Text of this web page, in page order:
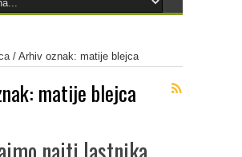
/ Arhiv oznak: matije blejca
matije blejca